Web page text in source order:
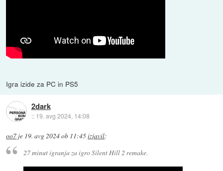
Igra izide za PC in PS5
2dark
:: 19. avg 2024, 14:08
oo7 je 19. avg 2024 ob 11:45izjavil:
27 minut igranja za igro Silent Hill 2 remake.